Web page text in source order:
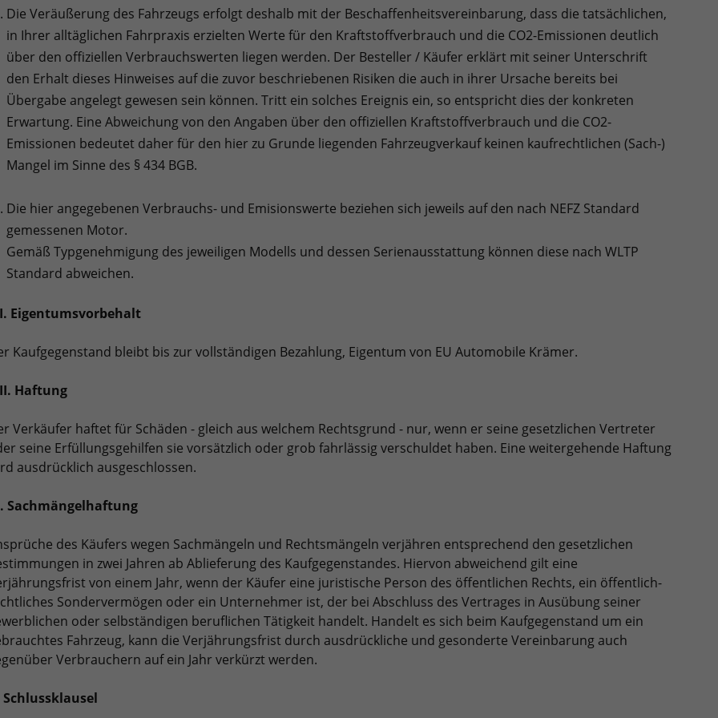
Die Veräußerung des Fahrzeugs erfolgt deshalb mit der Beschaffenheitsvereinbarung, dass die tatsächlichen,
in Ihrer alltäglichen Fahrpraxis erzielten Werte für den Kraftstoffverbrauch und die CO2-Emissionen deutlich
über den offiziellen Verbrauchswerten liegen werden. Der Besteller / Käufer erklärt mit seiner Unterschrift
den Erhalt dieses Hinweises auf die zuvor beschriebenen Risiken die auch in ihrer Ursache bereits bei
Übergabe angelegt gewesen sein können. Tritt ein solches Ereignis ein, so entspricht dies der konkreten
Erwartung. Eine Abweichung von den Angaben über den offiziellen Kraftstoffverbrauch und die CO2-
Emissionen bedeutet daher für den hier zu Grunde liegenden Fahrzeugverkauf keinen kaufrechtlichen (Sach-)
Mangel im Sinne des § 434 BGB.
Die hier angegebenen Verbrauchs- und Emisionswerte beziehen sich jeweils auf den nach NEFZ Standard
gemessenen Motor.
Gemäß Typgenehmigung des jeweiligen Modells und dessen Serienausstattung können diese nach WLTP
Standard abweichen.
Eigentumsvorbehalt
Kaufgegenstand bleibt bis zur vollständigen Bezahlung, Eigentum von EU Automobile Krämer.
Haftung
Verkäufer haftet für Schäden - gleich aus welchem Rechtsgrund - nur, wenn er seine gesetzlichen Vertreter
seine Erfüllungsgehilfen sie vorsätzlich oder grob fahrlässig verschuldet haben. Eine weitergehende Haftung
ausdrücklich ausgeschlossen.
Sachmängelhaftung
des Käufers wegen Sachmängeln und Rechtsmängeln verjähren entsprechend den gesetzlichen
in zwei Jahren ab Ablieferung des Kaufgegenstandes. Hiervon abweichend gilt eine
von einem Jahr, wenn der Käufer eine juristische Person des öffentlichen Rechts, ein öffentlich-
Sondervermögen oder ein Unternehmer ist, der bei Abschluss des Vertrages in Ausübung seiner
oder selbständigen beruflichen Tätigkeit handelt. Handelt es sich beim Kaufgegenstand um ein
Fahrzeug, kann die Verjährungsfrist durch ausdrückliche und gesonderte Vereinbarung auch
Verbrauchern auf ein Jahr verkürzt werden.
Schlussklausel